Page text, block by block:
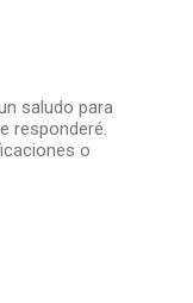
saludo para
responderé.
o